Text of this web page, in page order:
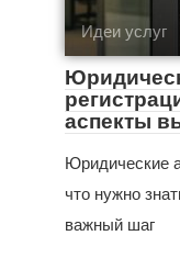
Идеи услуг
аспекты
Юридические
что нужно
важный шаг